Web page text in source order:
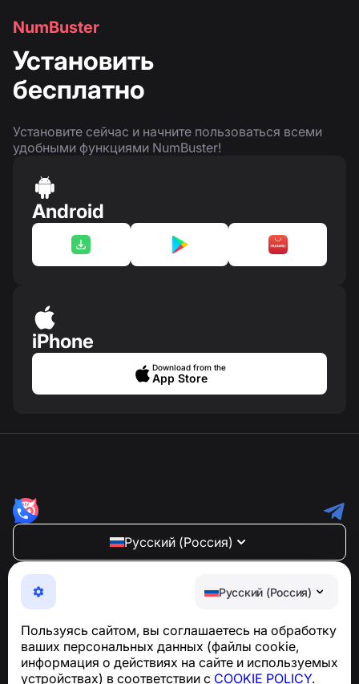
Русский (Россия)
Пользуясь сайтом, вы соглашаетесь на обработку
ваших персональных данных (файлы cookie,
информация о действиях на сайте и используемых
устройствах) в соответствии с COOKIE POLICY.
NumBuster
Установить
бесплатно
Установите сейчас и начните пользоваться всеми
удобными функциями NumBuster!
Android
iPhone
Download from the
App Store
Русский (Россия)
NumBuster © 2013—2026 ·
Максимально удобное приложение для защиты от
телефонных мошенников, спама и нежелательных
Для запросов по соблюдению GDPR:
support@numbuster.com